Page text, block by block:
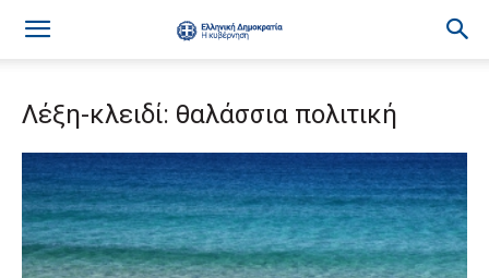
Λέξη-κλειδί: θαλάσσια πολιτική